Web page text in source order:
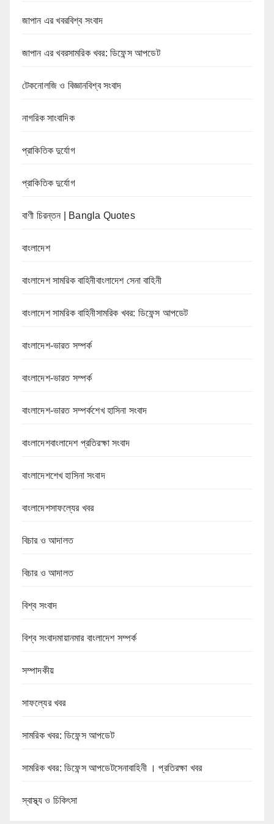
জাপান এর খবরবিশ্ব সংবাদ
জাপান এর খবরসামরিক খবর: ডিফেন্স আপডেট
টেকনোলজি ও বিজ্ঞানবিশ্ব সংবাদ
নাগরিক সাংবাদিক
প্রাকিতিক দুর্যোগ
প্রাকিতিক দুর্যোগ
বাণী চিরন্তন | Bangla Quotes
বাংলাদেশ
বাংলাদেশ সামরিক বাহিনীবাংলাদেশ সেনা বাহিনী
বাংলাদেশ সামরিক বাহিনীসামরিক খবর: ডিফেন্স আপডেট
বাংলাদেশ-ভারত সম্পর্ক
বাংলাদেশ-ভারত সম্পর্ক
বাংলাদেশ-ভারত সম্পর্কশেখ হাসিনা সংবাদ
বাংলাদেশবাংলাদেশ প্রতিরক্ষা সংবাদ
বাংলাদেশশেখ হাসিনা সংবাদ
বাংলাদেশসাফল্যের খবর
বিচার ও আদালত
বিচার ও আদালত
বিশ্ব সংবাদ
বিশ্ব সংবাদমায়ানমার বাংলাদেশ সম্পর্ক
সম্পাদকীয়
সাফল্যের খবর
সামরিক খবর: ডিফেন্স আপডেট
সামরিক খবর: ডিফেন্স আপডেটসেনাবাহিনী । প্রতিরক্ষা খবর
স্বাস্থ্য ও চিকিৎসা